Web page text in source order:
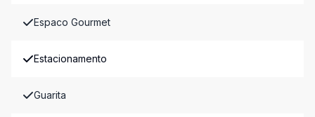
Espaco Gourmet
Estacionamento
Guarita